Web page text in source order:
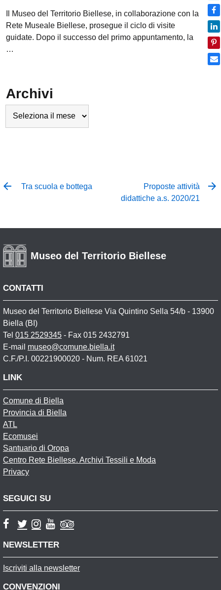
Il Museo del Territorio Biellese, in collaborazione con la
Rete Museale Biellese, prosegue il ciclo di visite
guidate. Dopo il successo del primo appuntamento, la
…
Archivi
Tra scuola e bottega
Proposte attività
didattiche a.s. 2020/21
Museo del Territorio Biellese
CONTATTI
Museo del Territorio Biellese Via Quintino Sella 54/b - 13900
Biella (BI)
Tel 015 2529345 - Fax 015 2432791
E-mail museo@comune.biella.it
C.F./P.I. 00221900020 - Num. REA 61021
LINK
Comune di Biella
Provincia di Biella
ATL
Ecomusei
Santuario di Oropa
Centro Rete Biellese. Archivi Tessili e Moda
Privacy
SEGUICI SU
NEWSLETTER
Iscriviti alla newsletter
CONVENZIONI